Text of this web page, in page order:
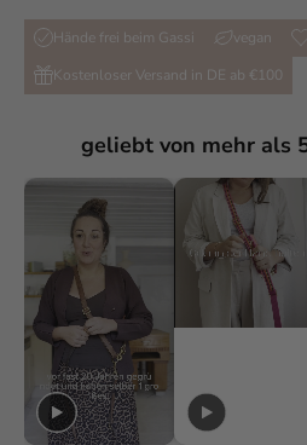
Hände frei beim Gassi vegan
Kostenloser Versand in DE ab €100
geliebt von mehr als